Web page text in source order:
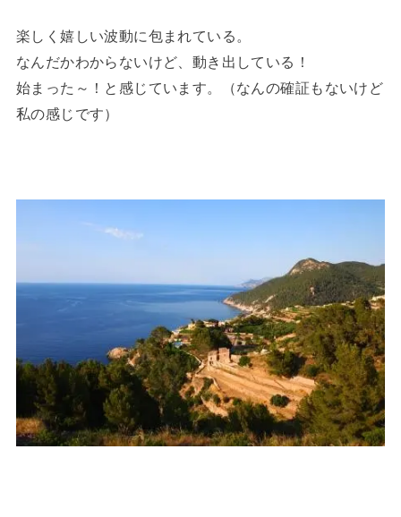
楽しく嬉しい波動に包まれている。
なんだかわからないけど、動き出している！
始まった～！と感じています。（なんの確証もないけど
私の感じです）